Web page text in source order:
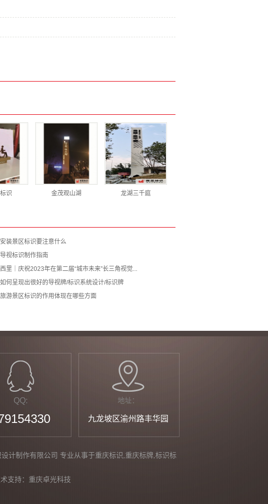
识 金茂观山湖 龙湖三千庭
安装景区标识要注意什么
导视标识制作指南
西里｜庆祝2023年在第二届“城市未来”长三角视觉...
如何呈现出很好的导视牌/标识系统设计/标识牌
旅游景区标识的作用体现在哪些方面
QQ: 地址：
九龙坡区渝州路丰华园
计制作有限公司 专业从事于重庆标识,重庆标牌,标识标
支持： 重庆卓光科技